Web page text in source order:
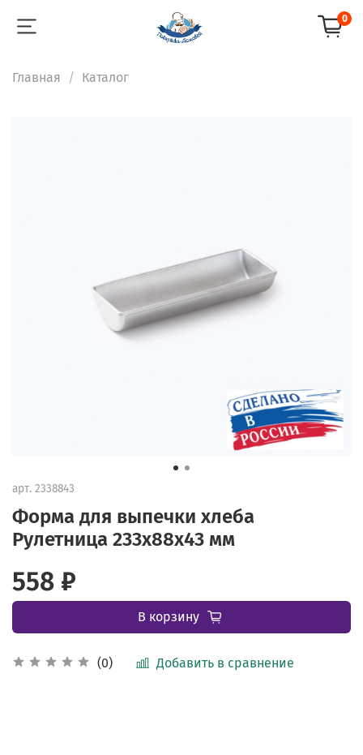
0
Главная Каталог
арт. 2338843
Форма для выпечки хлеба
Рулетница 233х88х43 мм
(0) Добавить в сравнение
558 ₽
В корзину